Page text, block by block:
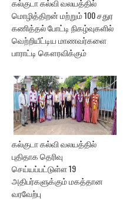
கல்குடா கல்வி வலயத்தில்
மொழித்திறன் மற்றும் 100 சதுர
கணித்தல் போட்டி நிகழ்வுகளில்
வெற்றியீட்டிய மாணவர்களை
பாராட்டி கௌரவிக்கும்
கல்குடா கல்வி வலயத்தில்
புதிதாக தெரிவு
செய்யப்பட்டுள்ள 19
அதிபர்களுக்கும் மகத்தான
வரவேற்பு